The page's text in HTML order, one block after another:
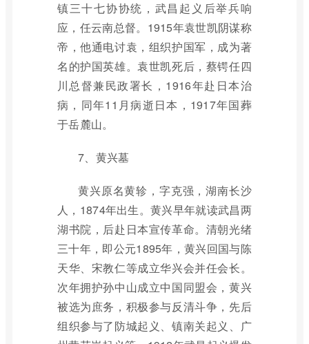
镇三十七协协统，武昌起义后举兵响
应，任云南总督。1915年袁世凯阴谋称
帝，他通电讨袁，组织护国军，成为著
名的护国英雄。袁世凯死后，蔡锷任四
川总督兼民政署长，1916年赴日本治
病，同年11月病逝日本，1917年国葬
于岳麓山。
7、黄兴墓
黄兴原名黄轸，字克强，湖南长沙
人，1874年出生。黄兴早年就读武昌两
湖书院，后赴日本宣传革命。清朝光绪
三十年，即公元1895年，黄兴回国与陈
天华、宋教仁等成立华兴会并任会长。
次年拥护孙中山成立中国同盟会，黄兴
被选为庶务，积极参与反清斗争，先后
组织参与了防城起义、镇南关起义、广